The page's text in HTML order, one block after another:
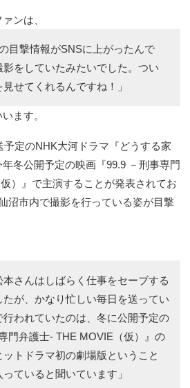
ンは、
目撃情報がSNSに上がったんで
をしていたみたいでした。つい
せてくれるんですね！」
ます。
定のNHK大河ドラマ『どうする家
冬公開予定の映画『99.9 －刑事専門
）』で主演することが発表されてお
沼市内で撮影を行っている姿が目撃
本さんはしばらく仕事をセーブする
たが、かなり忙しい毎日を送ってい
行われていたのは、冬に公開予定の
門弁護士- THE MOVIE（仮）』の
トドラマ初の劇場版ということ
ていると聞いています」